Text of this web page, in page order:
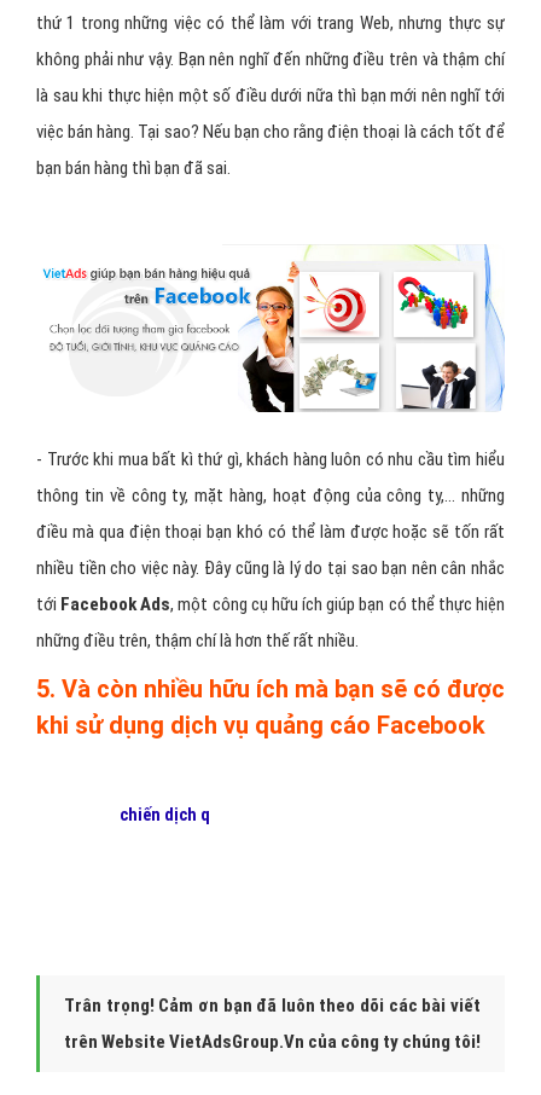
thứ 1 trong những việc có thể làm với trang Web, nhưng thực sự
không phải như vậy. Bạn nên nghĩ đến những điều trên và thậm chí
là sau khi thực hiện một số điều dưới nữa thì bạn mới nên nghĩ tới
việc bán hàng. Tại sao? Nếu bạn cho rằng điện thoại là cách tốt để
bạn bán hàng thì bạn đã sai.
- Trước khi mua bất kì thứ gì, khách hàng luôn có nhu cầu tìm hiểu
thông tin về công ty, mặt hàng, hoạt động của công ty,… những
điều mà qua điện thoại bạn khó có thể làm được hoặc sẽ tốn rất
nhiều tiền cho việc này. Đây cũng là lý do tại sao bạn nên cân nhắc
tới Facebook Ads, một công cụ hữu ích giúp bạn có thể thực hiện
những điều trên, thậm chí là hơn thế rất nhiều.
5. Và còn nhiều hữu ích mà bạn sẽ có được
khi sử dụng dịch vụ quảng cáo Facebook
chiến dịch q
Trân trọng! Cảm ơn bạn đã luôn theo dõi các bài viết
trên Website VietAdsGroup.Vn của công ty chúng tôi!